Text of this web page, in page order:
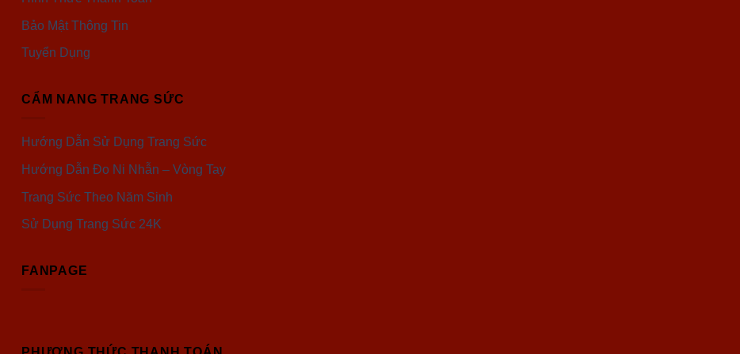
Bảo Mật Thông Tin
Tuyển Dụng
CẨM NANG TRANG SỨC
Hướng Dẫn Sử Dụng Trang Sức
Hướng Dẫn Đo Ni Nhẫn – Vòng Tay
Trang Sức Theo Năm Sinh
Sử Dụng Trang Sức 24K
FANPAGE